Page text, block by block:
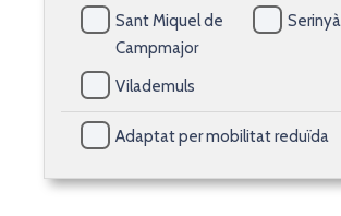
Sant Miquel de
Campmajor
Serinyà
Vilademuls
Adaptat per mobilitat reduïda